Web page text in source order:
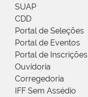
SUAP
CDD
Portal de Seleções
Portal de Eventos
Portal de Inscrições
Ouvidoria
Corregedoria
IFF Sem Assédio